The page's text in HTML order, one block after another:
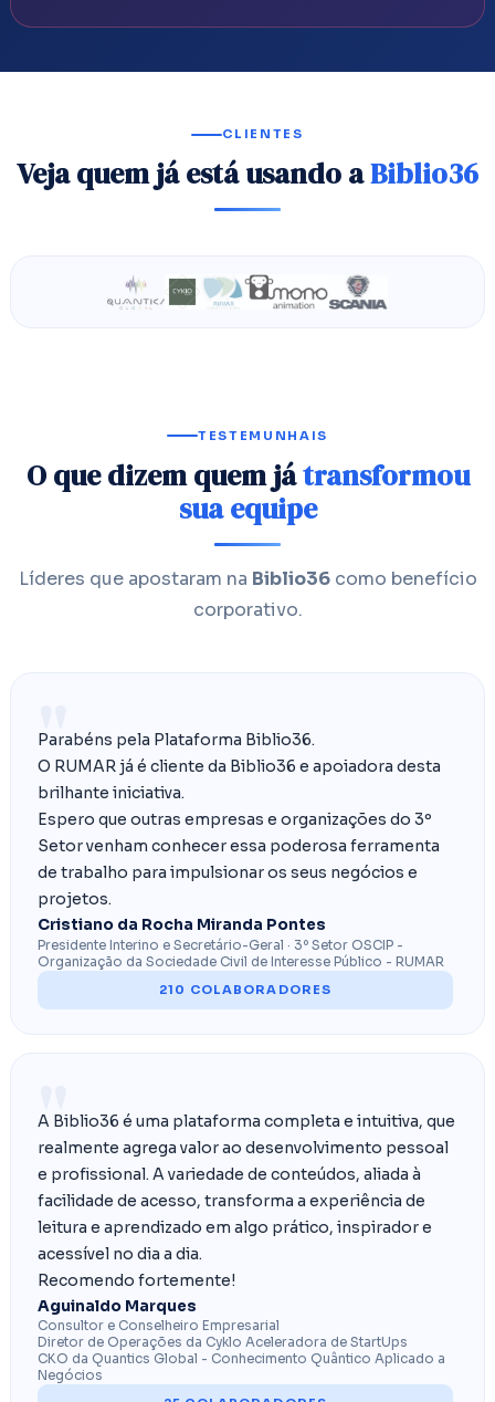
CLIENTES
Veja quem já está usando aBiblio36
TESTEMUNHAIS
O que dizem quem játransformou
sua equipe
Líderes que apostaram na Biblio36como benefício
corporativo.
"
Parabéns pela Plataforma Biblio36.
O RUMAR já é cliente da Biblio36 e apoiadora desta
brilhante iniciativa.
Espero que outras empresas e organizações do 3º
Setor venham conhecer essa poderosa ferramenta
de trabalho para impulsionar os seus negócios e
projetos.
Cristiano da Rocha Miranda Pontes
Presidente Interino e Secretário-Geral · 3º Setor OSCIP -
Organização da Sociedade Civil de Interesse Público - RUMAR
210 COLABORADORES
"
A Biblio36 é uma plataforma completa e intuitiva, que
realmente agrega valor ao desenvolvimento pessoal
e profissional. A variedade de conteúdos, aliada à
facilidade de acesso, transforma a experiência de
leitura e aprendizado em algo prático, inspirador e
acessível no dia a dia.
Recomendo fortemente!
Aguinaldo Marques
Consultor e Conselheiro Empresarial
Diretor de Operações da Cyklo Aceleradora de StartUps
CKO da Quantics Global - Conhecimento Quântico Aplicado a
Negócios